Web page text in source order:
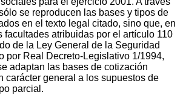
se reproducen las bases y tipos de
en el texto legal citado, sino que, en
facultades atribuidas por el artículo 110
de la Ley General de la Seguridad
por Real Decreto-Legislativo 1/1994,
adaptan las bases de cotización
carácter general a los supuestos de
parcial.